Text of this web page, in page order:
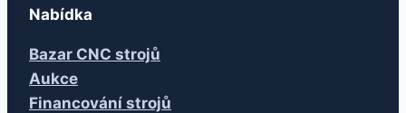
Nabídka
Bazar CNC strojů
Aukce
Financování strojů